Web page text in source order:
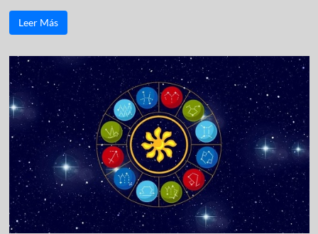
Leer Más